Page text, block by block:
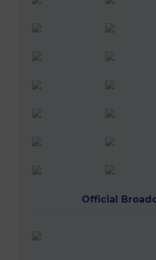
Official